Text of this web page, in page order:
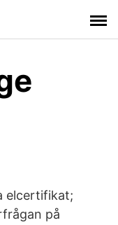
elcertifikat;
på